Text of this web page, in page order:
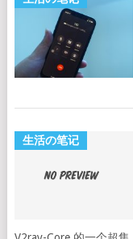
生活の笔记